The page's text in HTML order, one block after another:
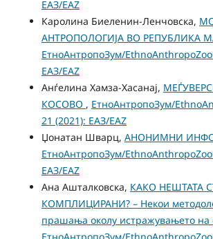
ЕАЗ/EAZ
Каролина Биеленин-Ленчовска,
АНТРОПОЛОГИЈА ВО РЕПУБЛИКА
ЕтноАнтропоЗум/
ЕАЗ/EAZ
Анѓелина Хамза-Хасанај,
КОСОВО , ЕтноАнтропоЗум/
21 (2021): ЕАЗ/EAZ
Џонатан Шварц, АНОНИМНИ
ЕтноАнтропоЗум/
ЕАЗ/EAZ
Ана Ашталковска, КАКО НЕШТАТА
КОМПЛИЦИРАНИ? – Некои
прашања околу истражувањето на